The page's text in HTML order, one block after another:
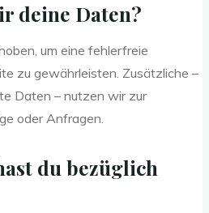
deine Daten?
um eine fehlerfreie
zu gewährleisten. Zusätzliche –
Daten – nutzen wir zur
oder Anfragen.
du bezüglich